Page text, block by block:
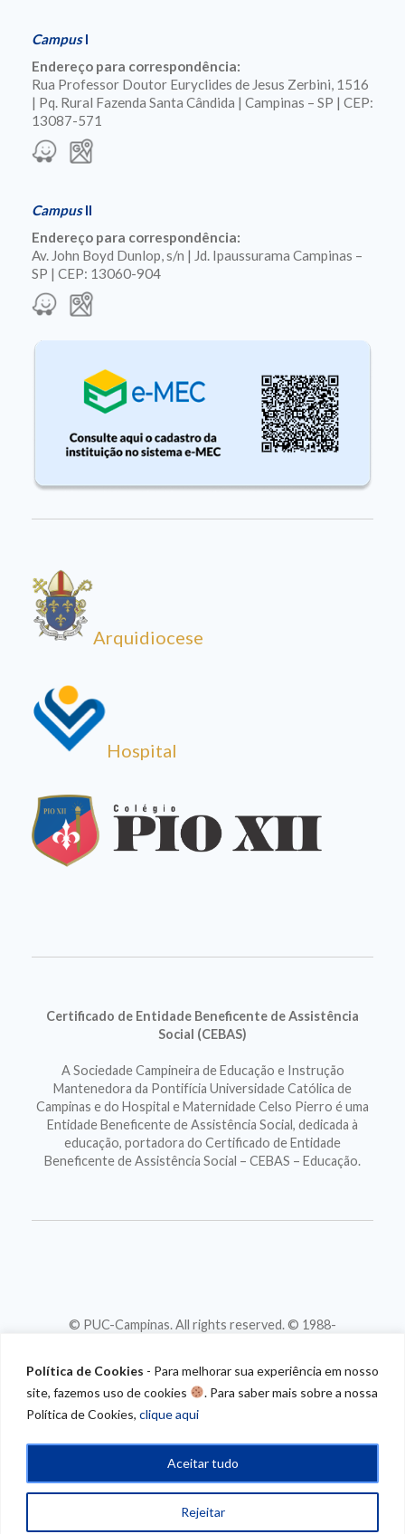
Política de Cookies - Para melhorar sua experiência em nosso
site, fazemos uso de cookies
. Para saber mais sobre a nossa
Política de Cookies, clique aqui
Rejeitar
Aceitar tudo
CampusI
Endereço para correspondência:
Rua Professor Doutor Euryclides de Jesus Zerbini, 1516
| Pq. Rural Fazenda Santa Cândida | Campinas – SP | CEP:
13087-571
CampusII
Endereço para correspondência:
Av. John Boyd Dunlop, s/n | Jd. Ipaussurama Campinas –
SP | CEP: 13060-904
Arquidiocese
Hospital
Certificado de Entidade Beneficente de Assistência
Social (CEBAS)
A Sociedade Campineira de Educação e Instrução
Mantenedora da Pontifícia Universidade Católica de
Campinas e do Hospital e Maternidade Celso Pierro é uma
Entidade Beneficente de Assistência Social, dedicada à
educação, portadora do Certificado de Entidade
Beneficente de Assistência Social – CEBAS – Educação.
© PUC-Campinas. All rights reserved. © 1988-